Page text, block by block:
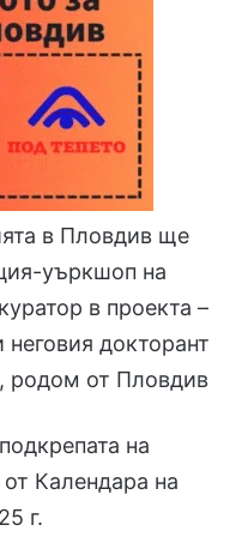
в Пловдив ще
уъркшоп на
в проекта –
докторант
родом от Пловдив
на
Календара на
г.